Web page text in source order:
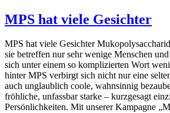
MPS hat viele Gesichter
MPS hat viele Gesichter
sie betreffen nur sehr wenige Menschen
sich unter einem so komplizierten Wort
hinter MPS verbirgt sich nicht nur eine
auch unglaublich coole, wahnsinnig
fröhliche, unfassbar starke – kurzgesagt
Persönlichkeiten. Mit unserer Kampagne